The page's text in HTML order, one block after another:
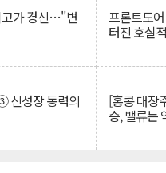
가 경신…"변 프론트도
터진 호실적
신성장 동력의 [홍콩 대장
승, 밸류는